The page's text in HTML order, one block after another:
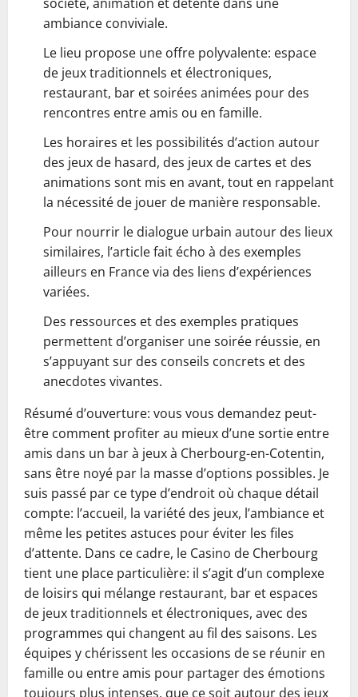
ambiance conviviale.
Le lieu propose une offre polyvalente: espace
de jeux traditionnels et électroniques,
restaurant, bar et soirées animées pour des
rencontres entre amis ou en famille.
Les horaires et les possibilités d’action autour
des jeux de hasard, des jeux de cartes et des
animations sont mis en avant, tout en rappelant
la nécessité de jouer de manière responsable.
Pour nourrir le dialogue urbain autour des lieux
similaires, l’article fait écho à des exemples
ailleurs en France via des liens d’expériences
variées.
Des ressources et des exemples pratiques
permettent d’organiser une soirée réussie, en
s’appuyant sur des conseils concrets et des
anecdotes vivantes.
Résumé d’ouverture: vous vous demandez peut-
être comment profiter au mieux d’une sortie entre
amis dans un bar à jeux à Cherbourg-en-Cotentin,
sans être noyé par la masse d’options possibles. Je
suis passé par ce type d’endroit où chaque détail
compte: l’accueil, la variété des jeux, l’ambiance et
même les petites astuces pour éviter les files
d’attente. Dans ce cadre, le Casino de Cherbourg
tient une place particulière: il s’agit d’un complexe
de loisirs qui mélange restaurant, bar et espaces
de jeux traditionnels et électroniques, avec des
programmes qui changent au fil des saisons. Les
équipes y chérissent les occasions de se réunir en
famille ou entre amis pour partager des émotions
toujours plus intenses, que ce soit autour des jeux